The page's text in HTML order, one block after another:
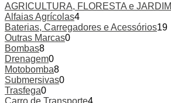
AGRICULTURA, FLORESTA e JARDIM
Alfaias Agrícolas4
Baterias, Carregadores e Acessórios19
Outras Marcas0
Bombas8
Drenagem0
Motobomba8
Submersivas0
Trasfega0
Carro de Transporte4